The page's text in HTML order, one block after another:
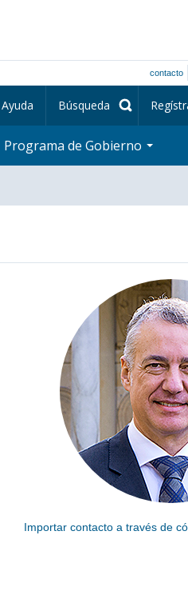
contacto
Ayuda Búsqueda
Programa de Gobierno
Importar contacto a través de